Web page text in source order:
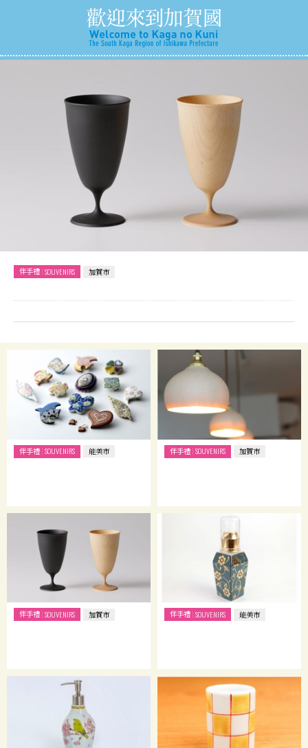
伴手禮 SOUVENIRS 加賀市
伴手禮 SOUVENIRS 能美市 伴手禮 SOUVENIRS 加賀市
伴手禮 SOUVENIRS 加賀市 伴手禮 SOUVENIRS 能美市